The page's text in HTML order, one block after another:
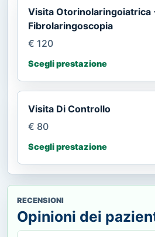
Visita Otorinolaringoiatrica
Fibrolaringoscopia
€ 120
Scegli prestazione
Visita Di Controllo
€ 80
Scegli prestazione
RECENSIONI
Opinioni dei